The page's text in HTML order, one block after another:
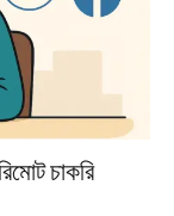
চাকরি